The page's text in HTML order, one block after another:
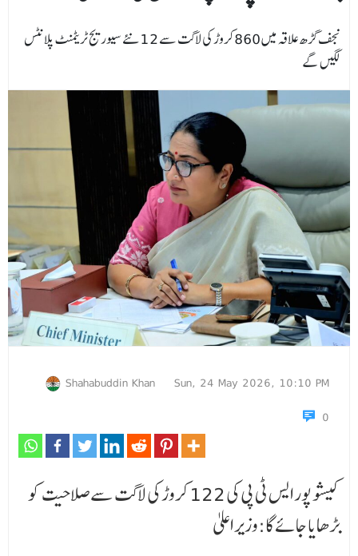
نجف گڑھ علاقہ میں 860کروڑ کی لاگت سے 12 نئے سیوریج ٹریٹمنٹ پلانٹس
لگیں گے
Shahabuddin Khan
Sun, 24 May 2026, 10:10 PM
0
کیشو پور ایس ٹی پی کی 122 کروڑ کی لاگت سے صلاحیت کو
بڑھایا جائے گا:وزیر اعلیٰ